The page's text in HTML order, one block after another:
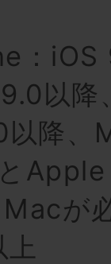
：iOS
以降
降、
が